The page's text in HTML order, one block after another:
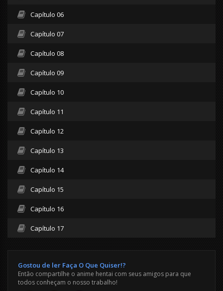
Capítulo 06
Capítulo 07
Capítulo 08
Capítulo 09
Capítulo 10
Capítulo 11
Capítulo 12
Capítulo 13
Capítulo 14
Capítulo 15
Capítulo 16
Capítulo 17
Gostou de ler Faça O Que Quiser!?
Então compartilhe o anime hentai com seus amigos para que
todos conheçam o nosso trabalho!